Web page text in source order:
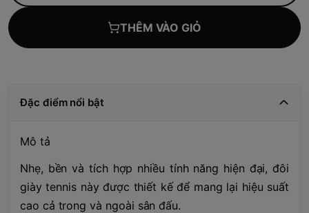
THÊM VÀO GIỎ
Đặc điểm nổi bật
Mô tả
Nhẹ, bền và tích hợp nhiều tính năng hiện đại, đôi
giày tennis này được thiết kế để mang lại hiệu suất
cao cả trong và ngoài sân đấu.